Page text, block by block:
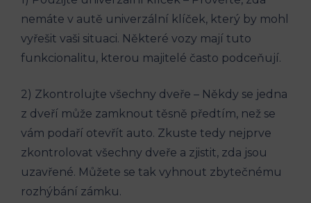
nemáte v autě univerzální klíček, který by mohl
vyřešit vaši situaci. Některé vozy mají tuto
funkcionalitu, kterou majitelé často podceňují.
2) Zkontrolujte všechny dveře – Někdy se jedna
z dveří může zamknout těsně předtím, než se
vám podaří otevřít auto. Zkuste tedy nejprve
zkontrolovat všechny dveře a zjistit, zda jsou
uzavřené. Můžete se tak vyhnout zbytečnému
rozhýbání zámku.